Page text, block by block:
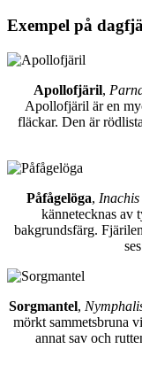
Exempel på
Apollofjäril,
Apollofjäril är en
fläckar. Den är
Påfågelöga,
kännetecknas av
bakgrundsfärg.
Sorgmantel,
mörkt sammetsbruna
annat sav och